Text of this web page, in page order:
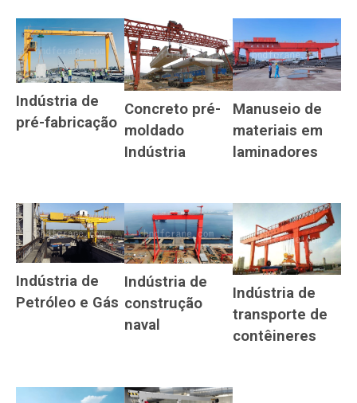
Indústria de
pré-fabricação
Concreto pré-
moldado
Indústria
Manuseio de
materiais em
laminadores
Indústria de
Petróleo e Gás
Indústria de
construção
naval
Indústria de
transporte de
contêineres